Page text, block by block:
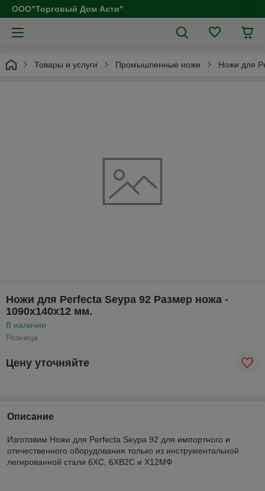
ООО"Торговый Дом Асти"
Товары и услуги Промышленные ножи Ножи для
Ножи для Perfecta Seypa 92 Размер ножа -
1090х140х12 мм.
В наличии
Розница
Цену уточняйте
Описание
Изготовим Ножи для Perfecta Seypa 92 для импортного и
отечественного оборудования только из инструментальной
легированной стали 6ХС, 6ХВ2С и Х12МФ